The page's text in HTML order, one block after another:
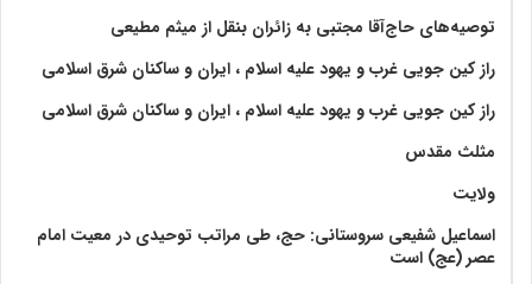
توصیه‌های حاج‌آقا مجتبی به زائران بنقل از میثم مطیعی
راز کین جویی غرب و یهود علیه اسلام ، ایران و ساکنان شرق اسلامی
راز کین جویی غرب و یهود علیه اسلام ، ایران و ساکنان شرق اسلامی
مثلث مقدس
ولايت‏
اسماعیل شفیعی سروستانی: حج، طی مراتب توحیدی در معیت امام
عصر (عج) است